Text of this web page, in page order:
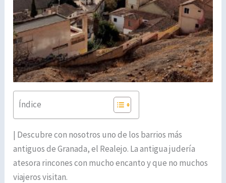
Índice
| Descubre con nosotros uno de los barrios más
antiguos de Granada, el Realejo. La antigua judería
atesora rincones con mucho encanto y que no muchos
viajeros visitan.